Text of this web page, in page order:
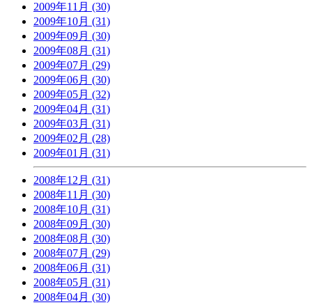
2009年11月 (30)
2009年10月 (31)
2009年09月 (30)
2009年08月 (31)
2009年07月 (29)
2009年06月 (30)
2009年05月 (32)
2009年04月 (31)
2009年03月 (31)
2009年02月 (28)
2009年01月 (31)
2008年12月 (31)
2008年11月 (30)
2008年10月 (31)
2008年09月 (30)
2008年08月 (30)
2008年07月 (29)
2008年06月 (31)
2008年05月 (31)
2008年04月 (30)